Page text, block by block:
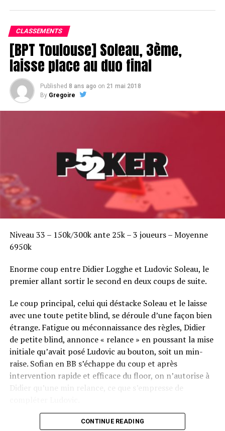
CLASSEMENTS
[BPT Toulouse] Soleau, 3ème,
laisse place au duo final
Published 8 ans ago on 21 mai 2018
By Gregoire
Niveau 33 – 150k/300k ante 25k – 3 joueurs – Moyenne
6950k
Enorme coup entre Didier Logghe et Ludovic Soleau, le
premier allant sortir le second en deux coups de suite.
Le coup principal, celui qui déstacke Soleau et le laisse
avec une toute petite blind, se déroule d’une façon bien
étrange. Fatigue ou méconnaissance des règles, Didier
de petite blind, annonce « relance » en poussant la mise
initiale qu’avait posé Ludovic au bouton, soit un min-
raise. Sofian en BB s’échappe du coup et après
intervention rapide et efficace du floor, on n’autorise à
Didier qu’une min relance, ce que s’empresse de
Flop QJ4. All-in de Ludovic et insta call de Logghe, avec
CONTINUE READING